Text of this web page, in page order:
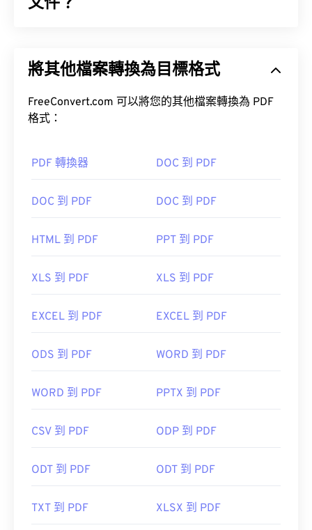
如何開啟DIB檔？
作為一種裝置無關的檔案類型，DIB可以在大多數跨
Windows系統中，它可以在畫圖程式中開啟。在
macOS系統中，它可以在
Apple Preview
DIB 檔案可以輕鬆轉換為許多其他常見檔案格式，例
像轉換程式可供選擇，例如 XNConvert。
DIB 轉 JPG DIB 轉 TIF
開發人員：微軟公司
類型之一。 PDF 如此受歡迎的原因在於它可以保留
上看起來都完全一樣。
如何開啟 PDF 檔案？
Acrobat Reader
。 Adobe 創建了 PDF 標準，其程序
大多數網頁瀏覽器，如 Chrome 和 Firefox，都能直
開啟 PDF 檔案非常方便。如果你想要更高級的功
初始發布日期：
1993年6月15日
將其他檔案轉換為目標格式
FreeConvert.com 可以將您的其他檔案轉換為 PDF
格式：
PDF 轉換器 DOC 到 PDF
DOC 到 PDF DOC 到 PDF
HTML 到 PDF PPT 到 PDF
XLS 到 PDF XLS 到 PDF
EXCEL 到 PDF EXCEL 到 PDF
ODS 到 PDF WORD 到 PDF
WORD 到 PDF PPTX 到 PDF
CSV 到 PDF ODP 到 PDF
ODT 到 PDF ODT 到 PDF
TXT 到 PDF XLSX 到 PDF